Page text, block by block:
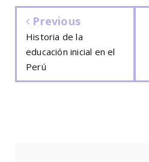
Previous
Historia de la
educación inicial en el
Perú